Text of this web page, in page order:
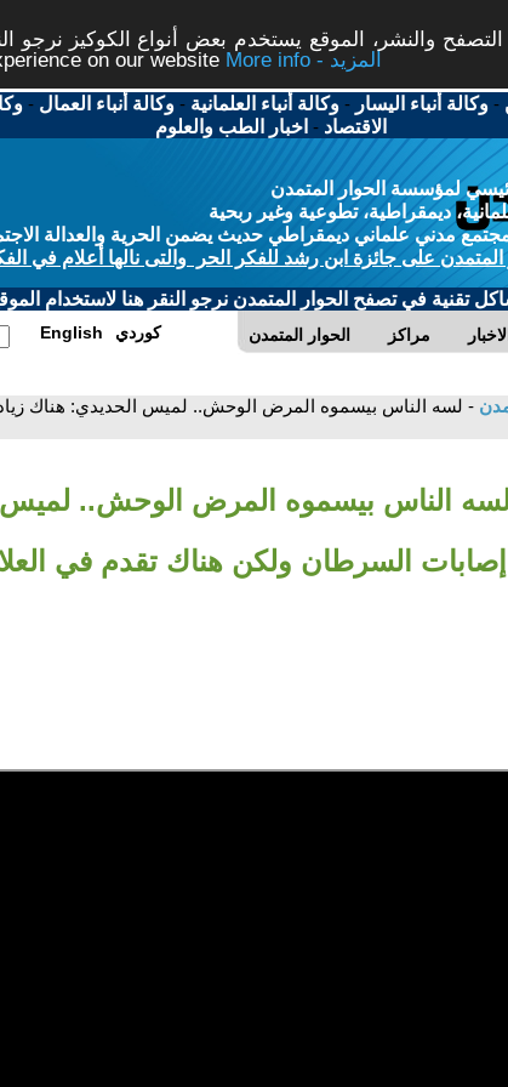
والنشر، الموقع يستخدم بعض أنواع الكوكيز نرجو
on our website
More info - المزيد
-وكالة أنباء اليسار -وكالة أنباء العلمانية -وكالة أنباء العمال -
الاقتصاد - اخبار الطب والعلوم
لمؤسسة الحوار المتمدن
ديمقراطية، تطوعية وغير ربحية
مدني علماني ديمقراطي حديث يضمن الحرية والعدالة
المتمدن على جائزة ابن رشد للفكر الحر والتى نالها أعلام في
تقنية في تصفح الحوار المتمدن نرجو النقر هنا لاستخدام
الحوار المتمدن مراكز الاخبار English كوردي
- لسه الناس بيسموه المرض الوحش.. لميس الحديدي: هناك
الناس بيسموه المرض الوحش.. لميس
السرطان ولكن هناك تقدم في